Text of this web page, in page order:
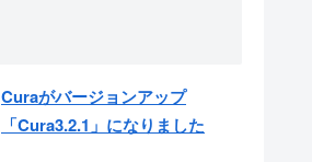
Curaがバージョンアップ
「Cura3.2.1」になりました